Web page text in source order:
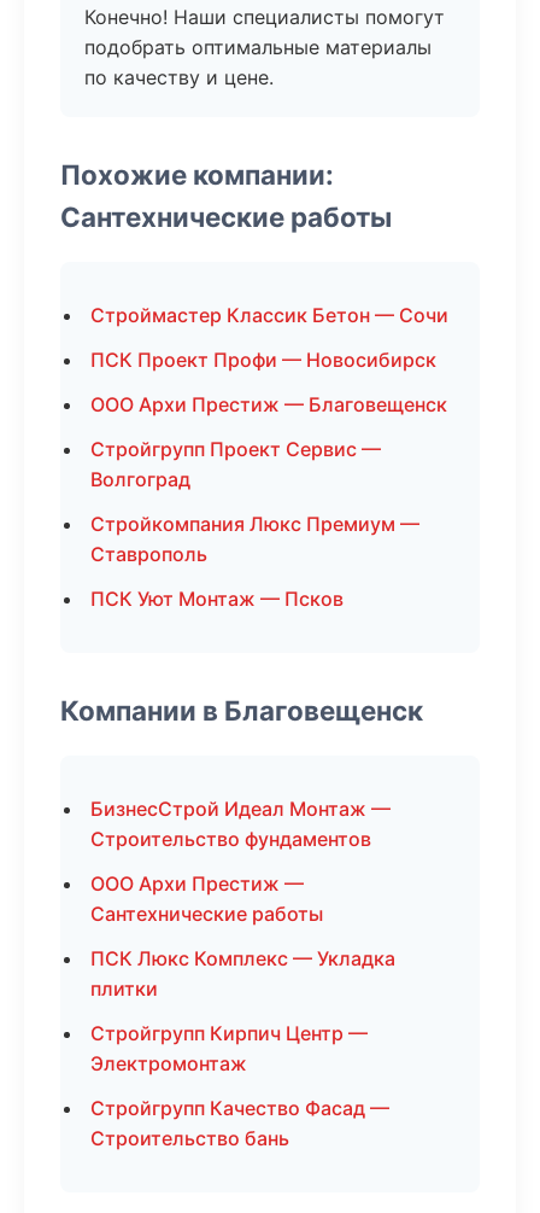
Конечно! Наши специалисты помогут
подобрать оптимальные материалы
по качеству и цене.
Похожие компании:
Сантехнические работы
Строймастер Классик Бетон — Сочи
ПСК Проект Профи — Новосибирск
ООО Архи Престиж — Благовещенск
Стройгрупп Проект Сервис —
Волгоград
Стройкомпания Люкс Премиум —
Ставрополь
ПСК Уют Монтаж — Псков
Компании в Благовещенск
БизнесСтрой Идеал Монтаж —
Строительство фундаментов
ООО Архи Престиж —
Сантехнические работы
ПСК Люкс Комплекс — Укладка
плитки
Стройгрупп Кирпич Центр —
Электромонтаж
Стройгрупп Качество Фасад —
Строительство бань